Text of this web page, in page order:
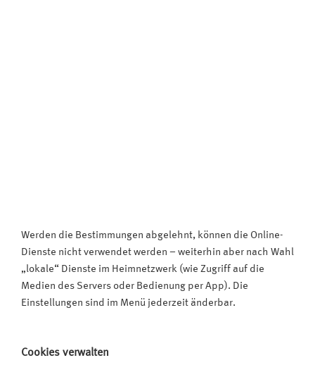
Werden die Bestimmungen abgelehnt, können die Online-
Dienste nicht verwendet werden – weiterhin aber nach Wahl
„lokale“ Dienste im Heimnetzwerk (wie Zugriff auf die
Medien des Servers oder Bedienung per App). Die
Einstellungen sind im Menü jederzeit änderbar.
Cookies verwalten